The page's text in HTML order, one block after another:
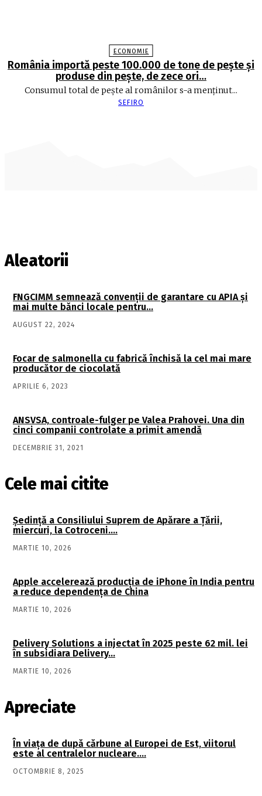
ECONOMIE
România importă peste 100.000 de tone de peşte şi
produse din peşte, de zece ori…
Consumul total de peşte al ro­mâ­nilor s-a menţinut...
SEFIRO
Aleatorii
FNGCIMM semnează convenţii de garantare cu APIA şi
mai multe bănci locale pentru…
AUGUST 22, 2024
Focar de salmonella cu fabrică închisă la cel mai mare
producător de ciocolată
APRILIE 6, 2023
ANSVSA, controale-fulger pe Valea Prahovei. Una din
cinci companii controlate a primit amendă
DECEMBRIE 31, 2021
Cele mai citite
Şedinţă a Consiliului Suprem de Apărare a Ţării,
miercuri, la Cotroceni….
MARTIE 10, 2026
Apple accelerează producția de iPhone în India pentru
a reduce dependența de China
MARTIE 10, 2026
Delivery Solutions a injectat în 2025 peste 62 mil. lei
în subsidiara Delivery…
MARTIE 10, 2026
Apreciate
În viaţa de după cărbune al Europei de Est, viitorul
este al centralelor nucleare….
OCTOMBRIE 8, 2025